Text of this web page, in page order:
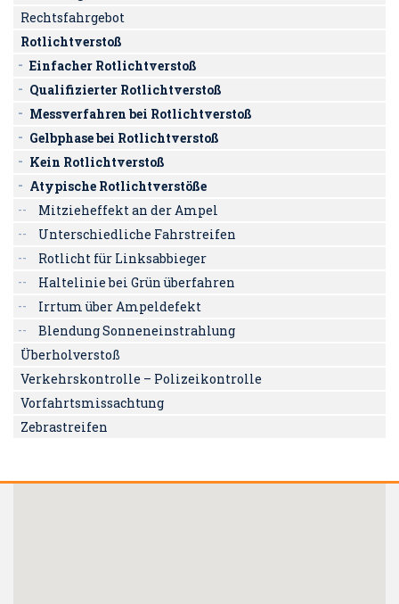
Rechtsfahrgebot
Rotlichtverstoß
Einfacher Rotlichtverstoß
Qualifizierter Rotlichtverstoß
Messverfahren bei Rotlichtverstoß
Gelbphase bei Rotlichtverstoß
Kein Rotlichtverstoß
Atypische Rotlichtverstöße
Mitzieheffekt an der Ampel
Unterschiedliche Fahrstreifen
Rotlicht für Linksabbieger
Haltelinie bei Grün überfahren
Irrtum über Ampeldefekt
Blendung Sonneneinstrahlung
Überholverstoß
Verkehrskontrolle – Polizeikontrolle
Vorfahrtsmissachtung
Zebrastreifen